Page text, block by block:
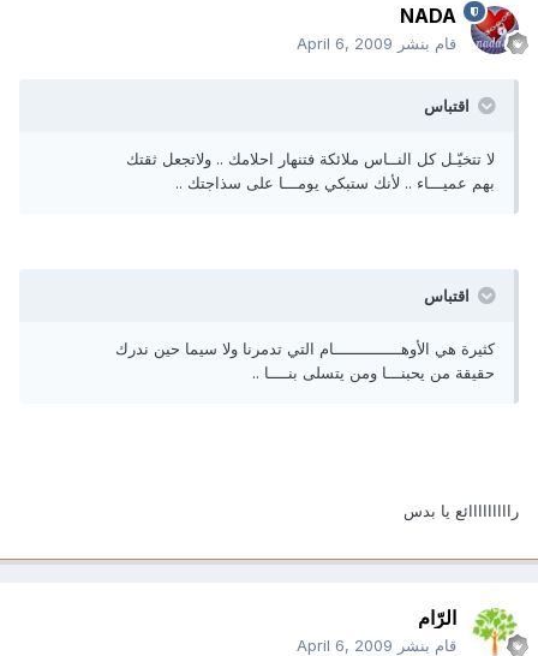
NADA
قام بنشر April 6, 2009
اقتباس
لا تتخيّـل كل النــاس ملائكة فتنهار احلامك .. ولاتجعل ثقتك
بهم عميـــاء .. لأنك ستبكي يومـــا على سذاجتك ..
اقتباس
كثيرة هي الأوهــــــــــــــام التي تدمرنا ولا سيما حين ندرك
حقيقة من يحبنـــا ومن يتسلى بنــــا ..
رااااااااائع يا بدس
الرّام
قام بنشر April 6, 2009